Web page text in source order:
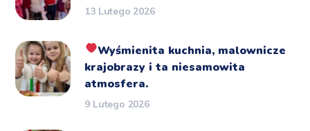
13 Lutego 2026
Wyśmienita kuchnia, malownicze
krajobrazy i ta niesamowita
atmosfera.
9 Lutego 2026